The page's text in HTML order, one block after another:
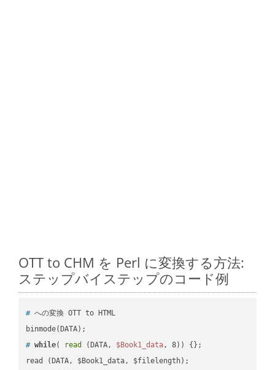
OTT to CHM を Perl に変換する方法:
ステップバイステップのコード例
# への変換 OTT to HTML
# while( read (DATA, $Book1_data, 8)) {};
read (DATA, $Book1_data, $filelength);